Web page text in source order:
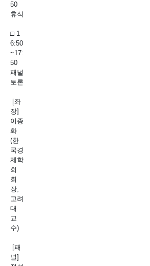
50
휴식
□ 1
6:50
~17:
50
패널
토론
[좌
장]
이종
화
(한
국경
제학
회
회
장,
고려
대
교
수)
[패
널]